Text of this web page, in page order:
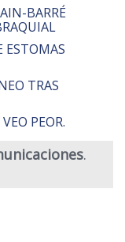
BARRÉ
ESTOMAS
TRAS
PEOR.
.